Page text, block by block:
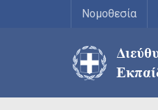
Νομοθεσία